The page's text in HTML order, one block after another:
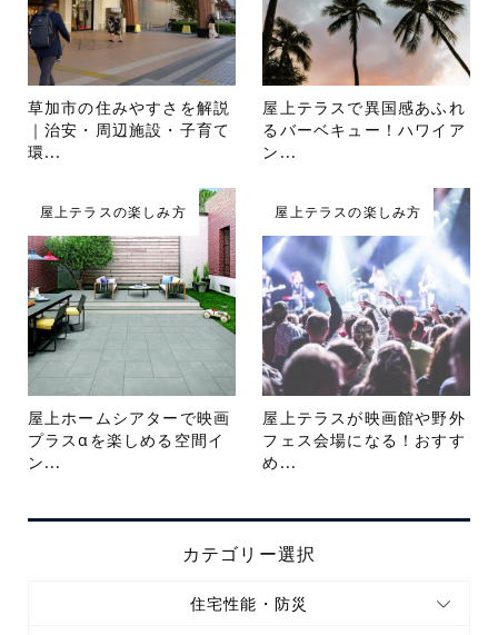
草加市の住みやすさを解説
｜治安・周辺施設・子育て
環...
屋上テラスで異国感あふれ
るバーベキュー！ハワイア
ン...
屋上テラスの楽しみ方
屋上ホームシアターで映画
プラスαを楽しめる空間イ
ン...
屋上テラスの楽しみ方
屋上テラスが映画館や野外
フェス会場になる！おすす
め...
カテゴリー選択
住宅性能・防災